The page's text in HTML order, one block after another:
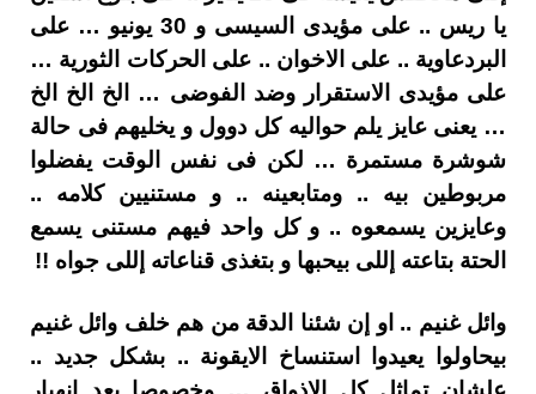
يا ريس .. على مؤيدى السيسى و 30 يونيو … على
البردعاوية .. على الاخوان .. على الحركات الثورية …
على مؤيدى الاستقرار وضد الفوضى … الخ الخ الخ
… يعنى عايز يلم حواليه كل دوول و يخليهم فى حالة
شوشرة مستمرة … لكن فى نفس الوقت يفضلوا
مربوطين بيه .. ومتابعينه .. و مستنيين كلامه ..
وعايزين يسمعوه .. و كل واحد فيهم مستنى يسمع
الحتة بتاعته إللى بيحبها و بتغذى قناعاته إللى جواه !!
وائل غنيم .. او إن شئنا الدقة من هم خلف وائل غنيم
بيحاولوا يعيدوا استنساخ الايقونة .. بشكل جديد ..